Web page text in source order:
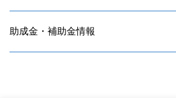
助成金・補助金情報